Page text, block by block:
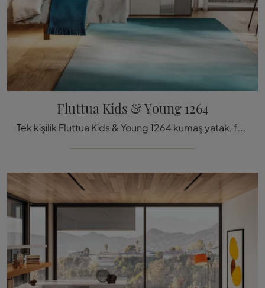
Fluttua Kids & Young 1264
Tek kişilik Fluttua Kids & Young 1264 kumaş yatak, fotoğrafta görülen Lago'nun dizaynı olan yastıklı modeller arasındadır ve en derin